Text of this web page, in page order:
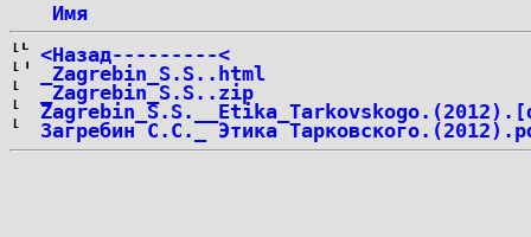
Имя
<Назад---------<
_Zagrebin_S.S..html
_Zagrebin_S.S..zip
Загребин С.С._ Этика